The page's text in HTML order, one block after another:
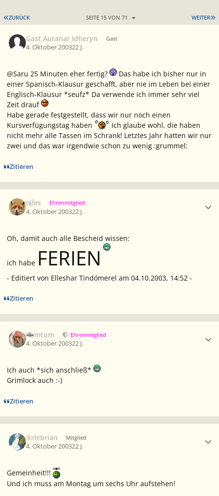
ERSTE SEITE
ZURÜCK WEITER
SEITE 15 VON 71
Gast Auranar Idheryn Gast
4. Oktober 200322 J.
@Saru 25 Minuten eher fertig?
Das habe ich bisher nur in
einer Spanisch-Klausur geschafft, aber nie im Leben bei einer
Englisch-Klausur *seufz* Da verwende ich immer sehr viel
Zeit drauf
Habe gerade festgestellt, dass wir nur noch einen
Kursverfügungstag haben
Ich glaube wohl, die haben
nicht mehr alle Tassen im Schrank! Letztes Jahr hatten wir nur
zwei und das war irgendwie schon zu wenig :grummel:
Zitieren
elles Ehrenmitglied
4. Oktober 200322 J.
Oh, damit auch alle Bescheid wissen:
ich habe FERIEN
- Editiert von Elleshar Tindómerel am 04.10.2003, 14:52 -
Zitieren
Tomtom Ehrenmitglied
4. Oktober 200322 J.
Ich auch *sich anschließ*
Grimlock auch :-)
Zitieren
Celebrian Mitglied
4. Oktober 200322 J.
Gemeinheit!!!
Und ich muss am Montag um sechs Uhr aufstehen!